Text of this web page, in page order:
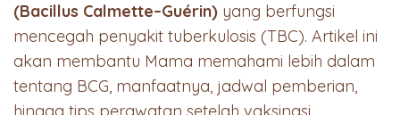
(Bacillus Calmette–Guérin) yang berfungsi
mencegah penyakit tuberkulosis (TBC). Artikel ini
akan membantu Mama memahami lebih dalam
tentang BCG, manfaatnya, jadwal pemberian,
hingga tips perawatan setelah vaksinasi.